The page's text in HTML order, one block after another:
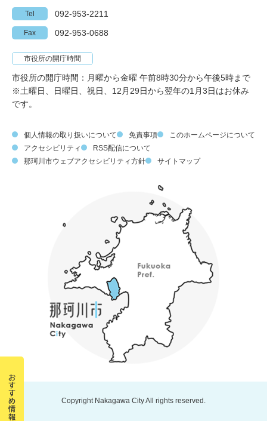
Tel 092-953-2211
Fax 092-953-0688
市役所の開庁時間
市役所の開庁時間：月曜から金曜 午前8時30分から午後5時まで
※土曜日、日曜日、祝日、12月29日から翌年の1月3日はお休み
です。
個人情報の取り扱いについて 免責事項
このホームページについて
アクセシビリティ
RSS配信について
那珂川市ウェブアクセシビリティ方針
サイトマップ
Copyright Nakagawa City All rights reserved.